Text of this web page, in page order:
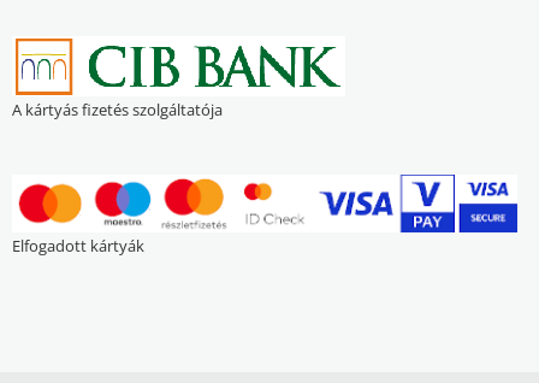
A kártyás fizetés szolgáltatója
Elfogadott kártyák